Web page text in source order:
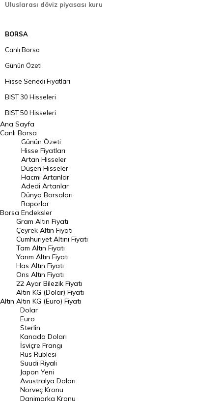
Uluslarası döviz piyasası kuru
BORSA
Canlı Borsa
Günün Özeti
Hisse Senedi Fiyatları
BIST 30 Hisseleri
BIST 50 Hisseleri
BIST 100 Hisseleri
En Çok Artan Hisseler
En Çok Düşen Hisseler
Hacmi Artanlar
Geçmiş Kapanışlar
Dünya Borsaları
Raporlar
Endeksler
DÖVİZ
Döviz Kuru
Dolar Kuru
Euro Kuru
Pound Kuru
Frank Kuru
Riyal Kuru
Avustralya Doları
Danimarka Kronu Kuru
Ana Sayfa
Canlı Borsa
Borsa
Günün Özeti
Hisse Fiyatları
Artan Hisseler
Düşen Hisseler
Hacmi Artanlar
Adedi Artanlar
Dünya Borsaları
Raporlar
Endeksler
Altın
Gram Altın Fiyatı
Çeyrek Altın Fiyatı
Cumhuriyet Altını Fiyatı
Tam Altın Fiyatı
Yarım Altın Fiyatı
Has Altın Fiyatı
Ons Altın Fiyatı
22 Ayar Bilezik Fiyatı
Altın KG (Dolar) Fiyatı
Altın KG (Euro) Fiyatı
Dolar
Euro
Sterlin
Kanada Doları
İsviçre Frangı
Rus Rublesi
Suudi Riyali
Japon Yeni
Avustralya Doları
Norveç Kronu
Danimarka Kronu